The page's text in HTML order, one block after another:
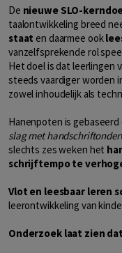
De nieuwe SLO-
taalontwikkeling breed
staat en daarmee ook
vanzelfsprekende rol
Het doel is dat leerlingen
steeds vaardiger worden
zowel inhoudelijk als
Hanenpoten is
slag met
slechts zes weken het
schrijftempo te
Vlot en leesbaar leren
leerontwikkeling van
Onderzoek laat zien